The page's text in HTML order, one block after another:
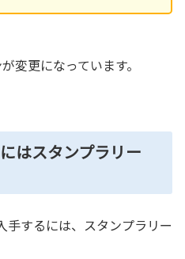
変更になっています。
はスタンプラリー
手するには、スタンプラリー